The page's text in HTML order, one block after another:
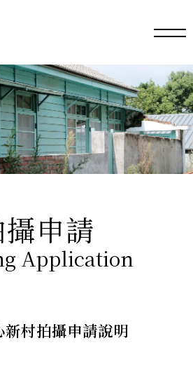
手機
申請
Application
新村拍攝申請說明